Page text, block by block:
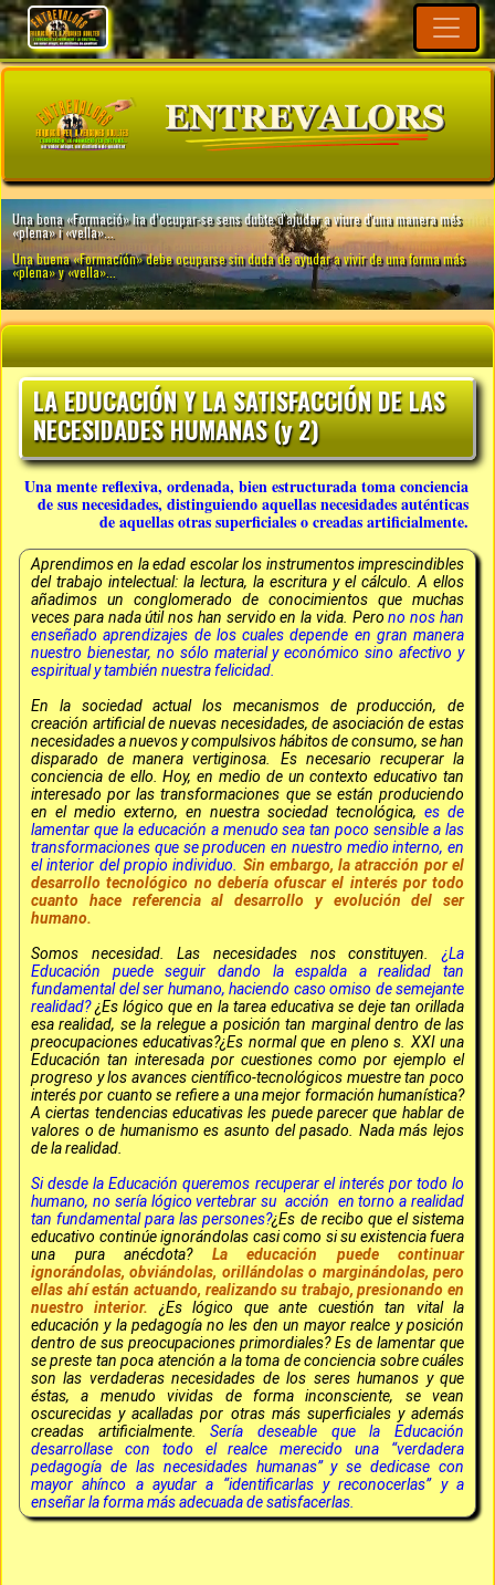
LA EDUCACIÓN Y LA SATISFACCIÓN DE LAS
NECESIDADES HUMANAS (y 2)
Una mente reflexiva, ordenada, bien estructurada toma conciencia
de sus necesidades, distinguiendo aquellas necesidades auténticas
de aquellas otras superficiales o creadas artificialmente.
Aprendimos en la edad escolar los instrumentos imprescindibles
del trabajo intelectual: la lectura, la escritura y el cálculo. A ellos
añadimos un conglomerado de conocimientos que muchas
veces para nada útil nos han servido en la vida. Pero no nos han
enseñado aprendizajes de los cuales depende en gran manera
nuestro bienestar, no sólo material y económico sino afectivo y
espiritual y también nuestra felicidad.
En la sociedad actual los mecanismos de producción, de
creación artificial de nuevas necesidades, de asociación de estas
necesidades a nuevos y compulsivos hábitos de consumo, se han
disparado de manera vertiginosa. Es necesario recuperar la
conciencia de ello. Hoy, en medio de un contexto educativo tan
interesado por las transformaciones que se están produciendo
en el medio externo, en nuestra sociedad tecnológica, es de
lamentar que la educación a menudo sea tan poco sensible a las
transformaciones que se producen en nuestro medio interno, en
el interior del propio individuo. Sin embargo, la atracción por el
desarrollo tecnológico no debería ofuscar el interés por todo
cuanto hace referencia al desarrollo y evolución del ser
humano.
Somos necesidad. Las necesidades nos constituyen.
¿La
Educación puede seguir dando la espalda a realidad tan
fundamental del ser humano, haciendo caso omiso de semejante
realidad?¿Es lógico que en la tarea educativa se deje tan orillada
esa realidad, se la relegue a posición tan marginal dentro de las
preocupaciones educativas?¿Es normal que en pleno s. XXI una
Educación tan interesada por cuestiones como por ejemplo el
progreso y los avances científico-tecnológicos muestre tan poco
interés por cuanto se refiere a una mejor formación humanística?
A ciertas tendencias educativas les puede parecer que hablar de
valores o de humanismo es asunto del pasado. Nada más lejos
de la realidad.
Si desde la Educación queremos recuperar el interés por todo lo
humano, no sería lógico vertebrar su acción en torno a realidad
tan fundamental para las persones?¿Es de recibo que el sistema
educativo continúe ignorándolas casi como si su existencia fuera
una pura anécdota? La educación puede continuar
ignorándolas, obviándolas, orillándolas o marginándolas, pero
ellas ahí están actuando, realizando su trabajo, presionando en
nuestro interior. ¿Es lógico que ante cuestión tan vital la
educación y la pedagogía no les den un mayor realce y posición
dentro de sus preocupaciones primordiales? Es de lamentar que
se preste tan poca atención a la toma de conciencia sobre cuáles
son las verdaderas necesidades de los seres humanos y que
éstas, a menudo vividas de forma inconsciente, se vean
oscurecidas y acalladas por otras más superficiales y además
creadas artificialmente.Sería deseable que la Educación
desarrollase con todo el realce merecido una “verdadera
pedagogía de las necesidades humanas” y se dedicase con
mayor ahínco a ayudar a “identificarlas y reconocerlas” y a
enseñar la forma más adecuada de satisfacerlas.